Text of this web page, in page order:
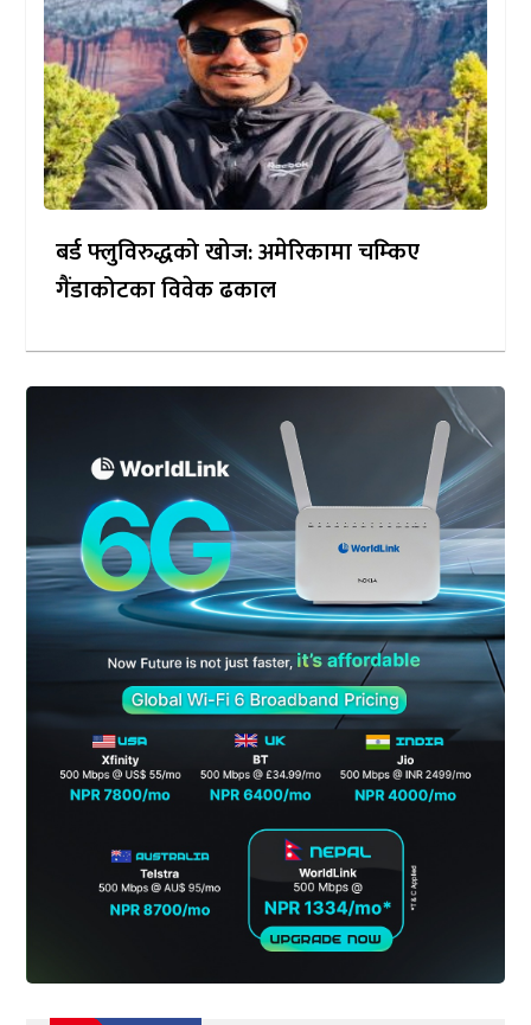
बर्ड फ्लुविरुद्धको खोज: अमेरिकामा चम्किए
गैंडाकोटका विवेक ढकाल